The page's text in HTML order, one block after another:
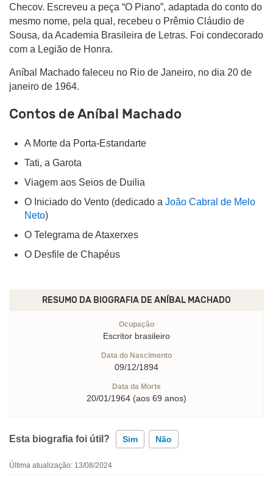
Checov. Escreveu a peça “O Piano”, adaptada do conto do
mesmo nome, pela qual, recebeu o Prêmio Cláudio de
Sousa, da Academia Brasileira de Letras. Foi condecorado
com a Legião de Honra.
Aníbal Machado faleceu no Rio de Janeiro, no dia 20 de
janeiro de 1964.
Contos de Aníbal Machado
A Morte da Porta-Estandarte
Tati, a Garota
Viagem aos Seios de Duilia
O Iniciado do Vento (dedicado a João Cabral de Melo
Neto)
O Telegrama de Ataxerxes
O Desfile de Chapéus
RESUMO DA BIOGRAFIA DE ANÍBAL MACHADO
Ocupação
Escritor brasileiro
Data do Nascimento
09/12/1894
Data da Morte
20/01/1964 (aos 69 anos)
Esta biografia foi útil? Sim Não
Última atualização: 13/08/2024